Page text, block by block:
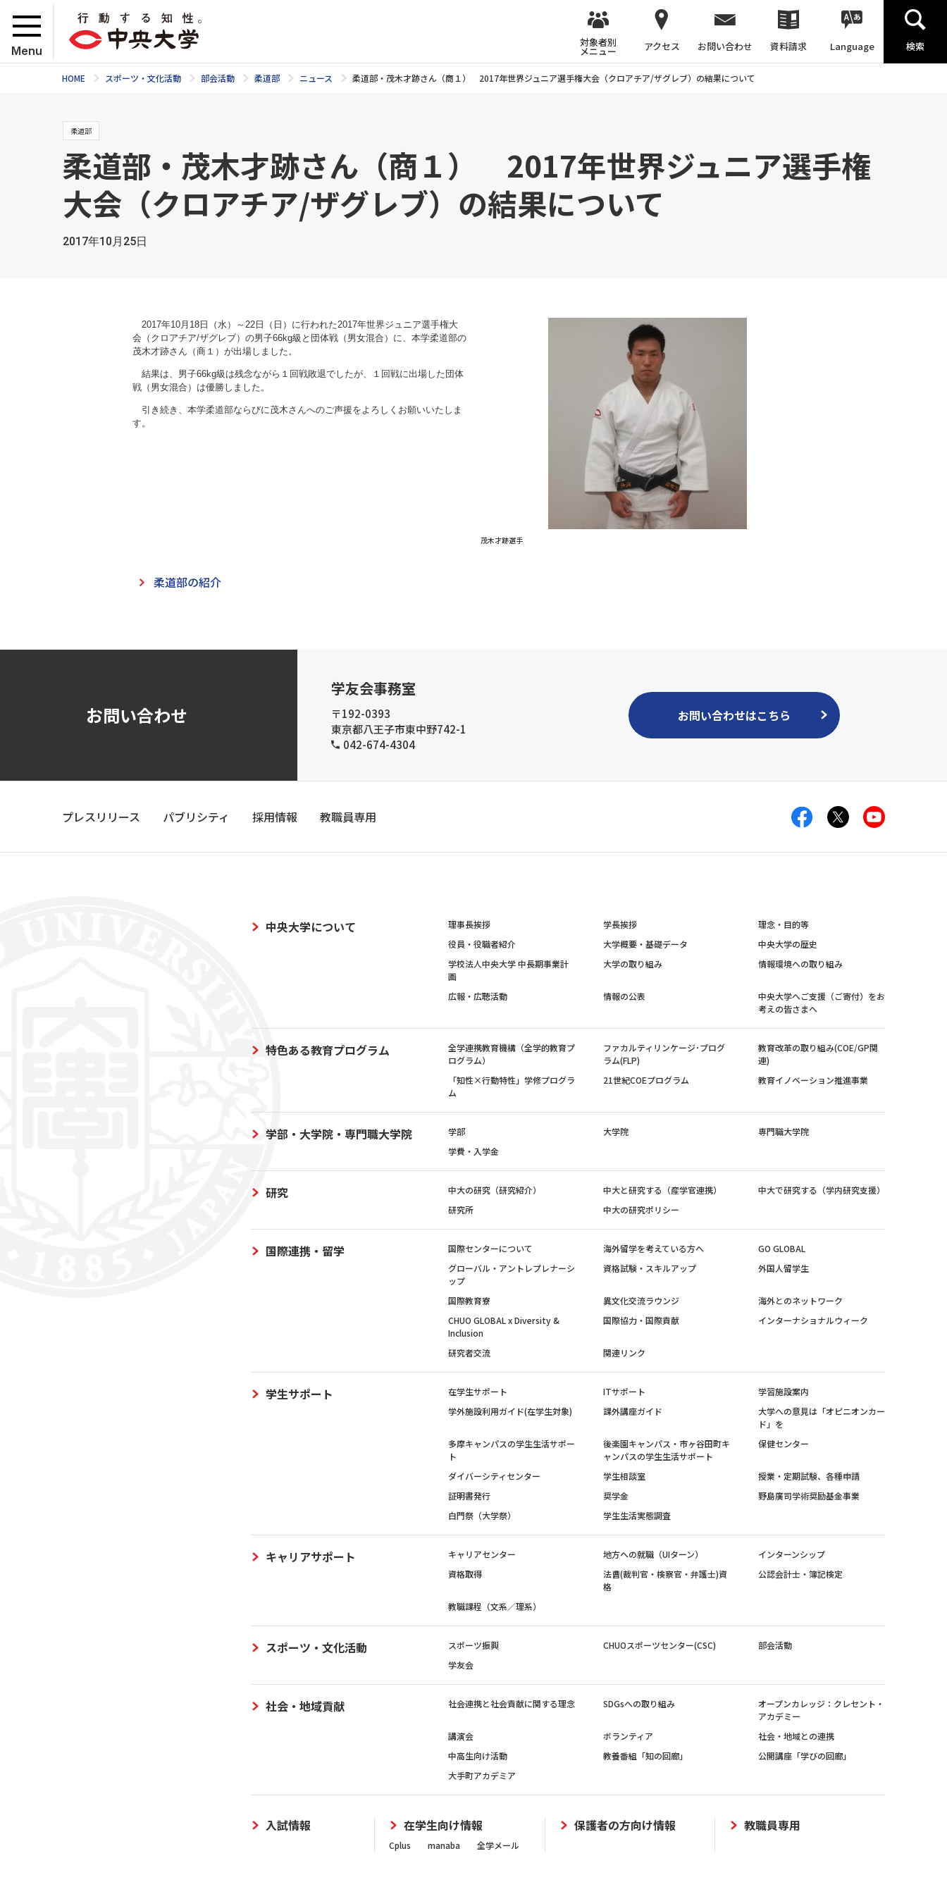
Menu
対象者別
メニュー アクセス お問い合わせ 資料請求 Language 検索
HOME スポーツ・文化活動 部会活動 柔道部 ニュース 柔道部・茂木才跡さん（商１） 2017年世界ジュニア選手権大会（クロアチア/ザグレブ）の結果について
柔道部
柔道部・茂木才跡さん（商１） 2017年世界ジュニア選手権
大会（クロアチア/ザグレブ）の結果について
2017年10月25日
茂木才跡選手
2017年10月18日（水）～22日（日）に行われた2017年世界ジュニア選手権大
会（クロアチア/ザグレブ）の男子66kg級と団体戦（男女混合）に、本学柔道部の
茂木才跡さん（商１）が出場しました。
結果は、男子66kg級は残念ながら１回戦敗退でしたが、１回戦に出場した団体
戦（男女混合）は優勝しました。
引き続き、本学柔道部ならびに茂木さんへのご声援をよろしくお願いいたしま
す。
柔道部の紹介
お問い合わせ
学友会事務室
〒192-0393
東京都八王子市東中野742-1
042-674-4304
お問い合わせはこちら
プレスリリース パブリシティ 採用情報 教職員専用
中央大学について 理事長挨拶 学長挨拶
理念・目的等
役員・役職者紹介
大学概要・基礎データ
中央大学の歴史
学校法人中央大学 中長期事業計
画
大学の取り組み 情報環境への取り組み
広報・広聴活動 情報の公表
中央大学へご支援（ご寄付）をお
考えの皆さまへ
特色ある教育プログラム
全学連携教育機構（全学的教育プ
ログラム）
ファカルティリンケージ･プログ
ラム(FLP)
教育改革の取り組み(COE/GP関
連)
「知性×行動特性」学修プログラ
ム
21世紀COEプログラム 教育イノベーション推進事業
学部・大学院・専門職大学院 学部 大学院
専門職大学院
学費・入学金
研究 中大の研究（研究紹介） 中大と研究する（産学官連携）
中大で研究する（学内研究支援）
研究所
中大の研究ポリシー
国際連携・留学 国際センターについて 海外留学を考えている方へ
GO GLOBAL
グローバル・アントレプレナーシ
ップ
資格試験・スキルアップ 外国人留学生
国際教育寮 異文化交流ラウンジ
海外とのネットワーク
CHUO GLOBAL x Diversity &
Inclusion
国際協力・国際貢献 インターナショナルウィーク
研究者交流 関連リンク
学生サポート 在学生サポート ITサポート
学習施設案内
学外施設利用ガイド(在学生対象)
課外講座ガイド
大学への意見は「オピニオンカー
ド」を
多摩キャンパスの学生生活サポー
ト
後楽園キャンパス・市ヶ谷田町キ
ャンパスの学生生活サポート
保健センター
ダイバーシティセンター 学生相談室
授業・定期試験、各種申請
証明書発行
奨学金
野島廣司学術奨励基金事業
白門祭（大学祭）
学生生活実態調査
キャリアサポート キャリアセンター 地方への就職（UIターン）
インターンシップ
資格取得
法曹(裁判官・検察官・弁護士)資
格
公認会計士・簿記検定
教職課程（文系／理系）
スポーツ・文化活動 スポーツ振興 CHUOスポーツセンター(CSC)
部会活動
学友会
社会・地域貢献 社会連携と社会貢献に関する理念 SDGsへの取り組み
オープンカレッジ：クレセント・
アカデミー
講演会
ボランティア
社会・地域との連携
中高生向け活動
教養番組「知の回廊」
公開講座「学びの回廊」
大手町アカデミア
入試情報 在学生向け情報
Cplus manaba 全学メール
保護者の方向け情報 教職員専用